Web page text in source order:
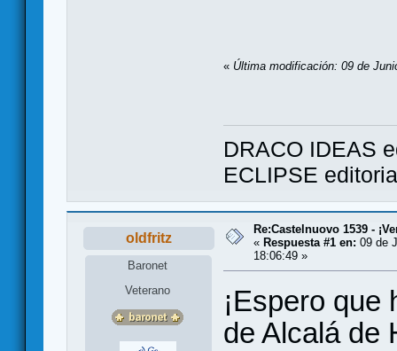
« Última modificación: 09 de
DRACO IDEAS
ECLIPSE
oldfritz
Baronet
Veterano
Re:Castelnuovo 1539 -
« Respuesta #1 en: 09 de
18:06:49 »
¡Espero
de Alcalá de